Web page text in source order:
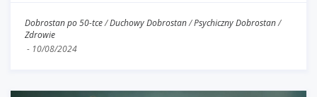
Dobrostan po 50-tce/Duchowy Dobrostan/Psychiczny Dobrostan/
Zdrowie
- 10/08/2024